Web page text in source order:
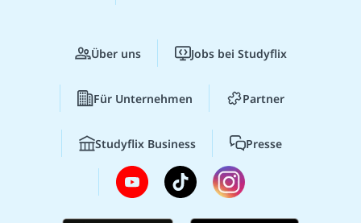
Über uns Jobs bei Studyflix
Für Unternehmen Partner
Studyflix Business Presse